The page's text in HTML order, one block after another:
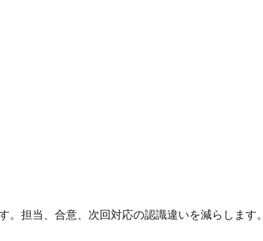
担当、合意、次回対応の認識違いを減らします。